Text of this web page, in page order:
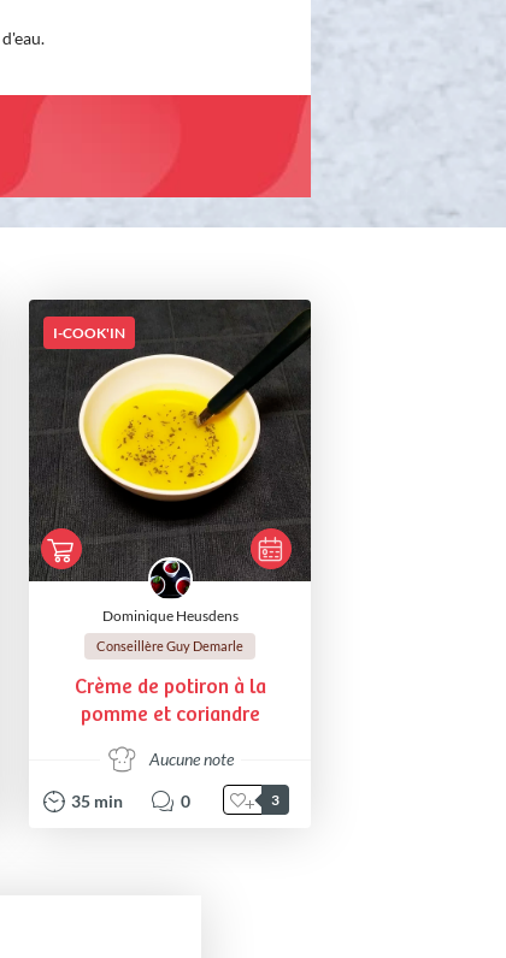
I-COOK'IN
Dominique Heusdens
Conseillère Guy Demarle
Crème de potiron à la
pomme et coriandre
Aucune note
35 min 0 3